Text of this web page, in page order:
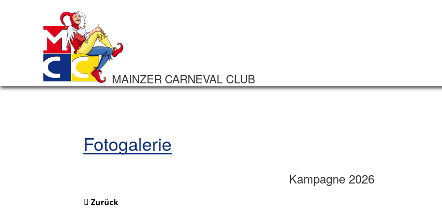
MAINZER CARNEVAL CLUB
Fotogalerie
Kampagne 2026
Zurück